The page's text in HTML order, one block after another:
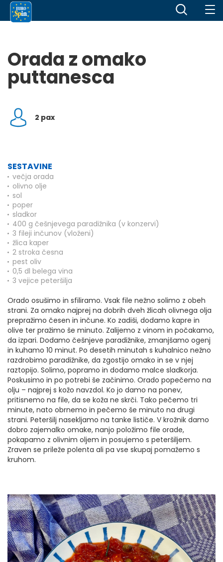
Orada z omako
puttanesca
2 pax
SESTAVINE
večja orada
olivno olje
sol
poper
sladkor
400 g češnjevega paradižnika (v konzervi)
3 fileji inčunov (vloženi)
žlica kaper
2 stroka česna
pest oliv
0,5 dl belega vina
3 vejice peteršilja
Orado osušimo in sfiliramo. Vsak file nežno solimo z obeh
strani. Za omako najprej na dobrih dveh žlicah olivnega olja
prepražimo česen in inčune. Ko zadiši, dodamo kapre in
olive ter pražimo še minuto. Zalijemo z vinom in počakamo,
da izpari. Dodamo češnjeve paradižnike, zmanjšamo ogenj
in kuhamo 10 minut. Po desetih minutah s kuhalnico nežno
razdrobimo paradižnike, da zgostijo omako in se v njej
raztopijo. Solimo, popramo in dodamo malce sladkorja.
Poskusimo in po potrebi še začinimo. Orado popečemo na
olju – najprej s kožo navzdol. Ko jo damo na ponev,
pritisnemo na file, da se koža ne skrči. Tako pečemo tri
minute, nato obrnemo in pečemo še minuto na drugi
strani. Peteršilj nasekljamo na tanke lističe. V krožnik damo
dobro zajemalko omake, nanjo položimo file orade,
pokapamo z olivnim oljem in posujemo s peteršiljem.
Zraven se prileže polenta ali pa vse skupaj pomažemo s
kruhom.